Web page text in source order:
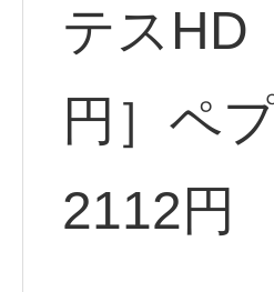
テス
円］ペ
2112円